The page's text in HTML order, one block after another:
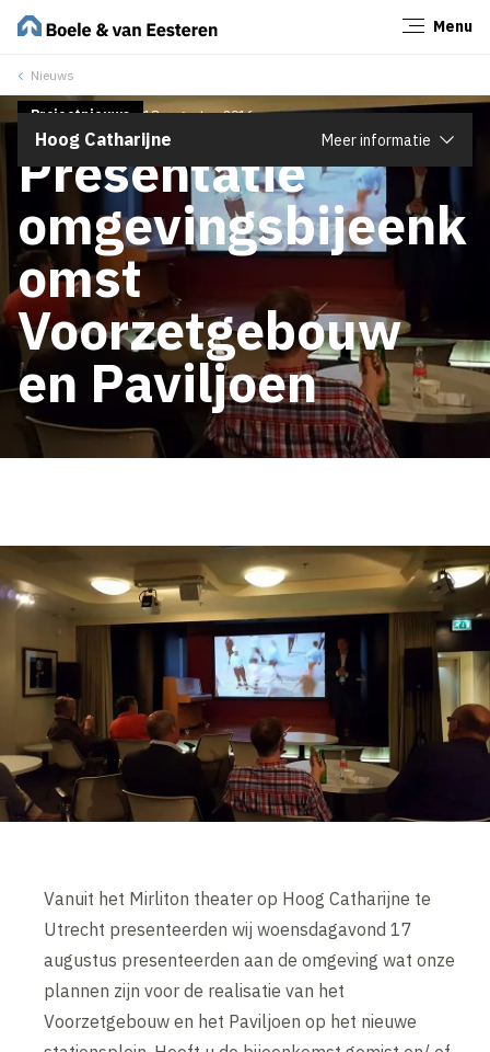
Menu
Nieuws
Hoog Catharijne Meer informatie
Projectnieuws 18 augustus 2016
Presentatie
omgevingsbijeenk
omst
Voorzetgebouw
en Paviljoen
Vanuit het Mirliton theater op Hoog Catharijne te
Utrecht presenteerden wij woensdagavond 17
augustus presenteerden aan de omgeving wat onze
plannen zijn voor de realisatie van het
Voorzetgebouw en het Paviljoen op het nieuwe
Sluiten